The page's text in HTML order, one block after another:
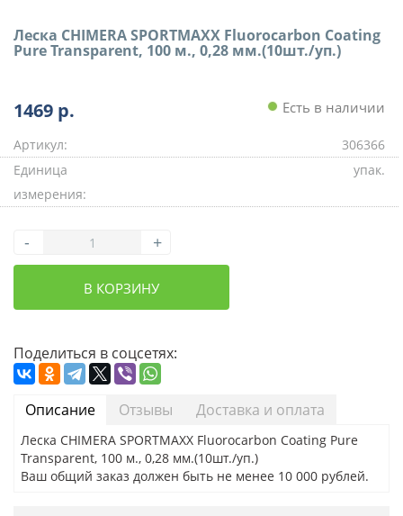
Леска CHIMERA SPORTMAXX Fluorocarbon Coating
Pure Transparent, 100 м., 0,28 мм.(10шт./уп.)
1469 р. Есть в наличии
Артикул:
306366
Единица
измерения:
упак.
- +
В КОРЗИНУ
Поделиться в соцсетях:
Описание Отзывы Доставка и оплата
Леска CHIMERA SPORTMAXX Fluorocarbon Coating Pure
Transparent, 100 м., 0,28 мм.(10шт./уп.)
Ваш общий заказ должен быть не менее 10 000 рублей.